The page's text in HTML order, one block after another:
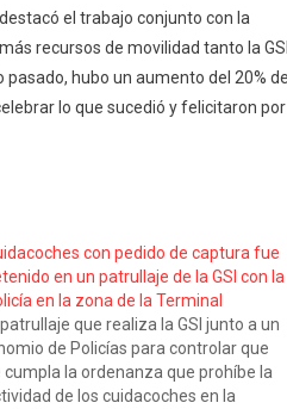
el trabajo conjunto con la
recursos de movilidad tanto la GSI
hubo un aumento del 20% de
lo que sucedió y felicitaron por
con pedido de captura fue
en un patrullaje de la GSI con la
en la zona de la Terminal
patrullaje que realiza la GSI junto a un
de Policías para controlar que
cumpla la ordenanza que prohíbe la
de los cuidacoches en la